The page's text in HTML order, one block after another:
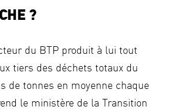
?
du BTP produit à lui tout
tiers des déchets totaux du
de tonnes en moyenne chaque
le ministère de la Transition